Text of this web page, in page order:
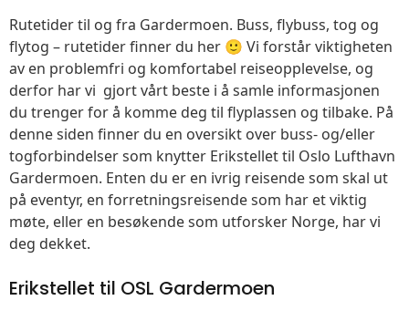
Rutetider til og fra Gardermoen. Buss, flybuss, tog og
flytog – rutetider finner du her 🙂 Vi forstår viktigheten
av en problemfri og komfortabel reiseopplevelse, og
derfor har vi gjort vårt beste i å samle informasjonen
du trenger for å komme deg til flyplassen og tilbake. På
denne siden finner du en oversikt over buss- og/eller
togforbindelser som knytter Erikstellet til Oslo Lufthavn
Gardermoen. Enten du er en ivrig reisende som skal ut
på eventyr, en forretningsreisende som har et viktig
møte, eller en besøkende som utforsker Norge, har vi
deg dekket.
Erikstellet til OSL Gardermoen